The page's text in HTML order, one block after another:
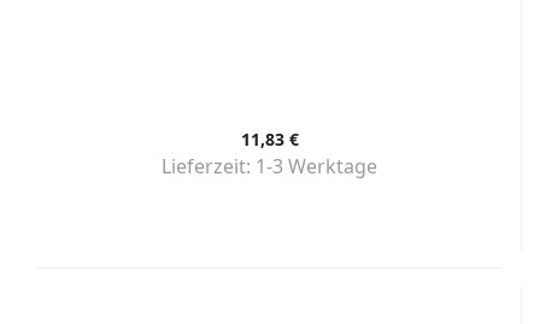
11,83 €
Lieferzeit: 1-3 Werktage